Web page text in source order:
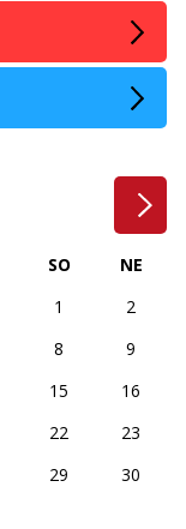
SO
NE
1
2
8
9
15
16
22
23
29
30